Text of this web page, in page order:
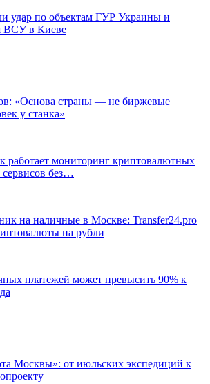
удар по объектам ГУР Украины и
ВСУ в Киеве
«Основа страны — не биржевые
у станка»
работает мониторинг криптовалютных
без…
на наличные в Москве: Transfer24.pro
на рубли
платежей может превысить 90% к
Москвы»: от июльских экспедиций к